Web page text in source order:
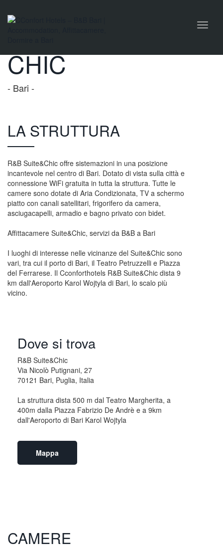
Toggle
CHIC
- Bari -
LA STRUTTURA
R&B Suite&Chic offre sistemazioni in una posizione
incantevole nel centro di Bari. Dotato di vista sulla città e
connessione WiFi gratuita in tutta la struttura. Tutte le
camere sono dotate di Aria Condizionata, TV a schermo
piatto con canali satellitari, frigorifero da camera,
asciugacapelli, armadio e bagno privato con bidet.
Affittacamere Suite&Chic, servizi da B&B a Bari
I luoghi di interesse nelle vicinanze del Suite&Chic sono
vari, tra cui il porto di Bari, il Teatro Petruzzelli e Piazza
del Ferrarese. Il Cconforthotels R&B Suite&Chic dista 9
km dall'Aeroporto Karol Wojtyla di Bari, lo scalo più
vicino.
Dove si trova
R&B Suite&Chic
Via Nicolò Putignani, 27
70121 Bari, Puglia, Italia
La struttura dista 500 m dal Teatro Margherita, a
400m dalla Piazza Fabrizio De Andrè e a 9km
Mappa
CAMERE